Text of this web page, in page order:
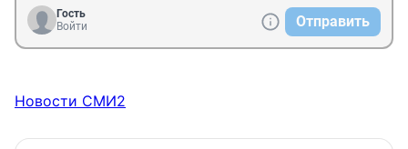
Гость
Войти
Отправить
Новости СМИ2